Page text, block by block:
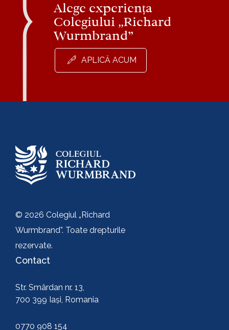
Alege experiența
Colegiului „Richard
Wurmbrand”
APLICĂ ACUM
© 2026 Colegiul „Richard
Wurmbrand”. Toate drepturile
rezervate.
Contact
Str. Smârdan nr. 13,
700 399 Iași, Romania
0770 908 154